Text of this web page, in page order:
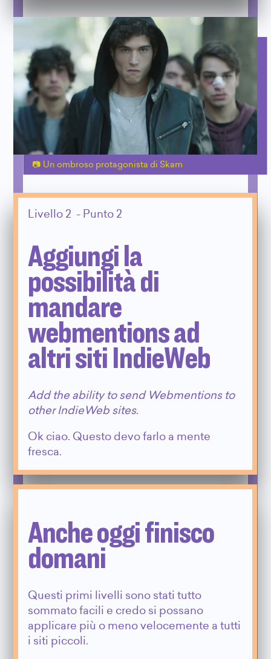
Un ombroso protagonista di Skam
Livello 2 - Punto 2
Aggiungi la
possibilità di
mandare
webmentions ad
altri siti IndieWeb
Add the ability to send Webmentions to
other IndieWeb sites.
Ok ciao. Questo devo farlo a mente
fresca.
Anche oggi finisco
domani
Questi primi livelli sono stati tutto
sommato facili e credo si possano
applicare più o meno velocemente a tutti
i siti piccoli.